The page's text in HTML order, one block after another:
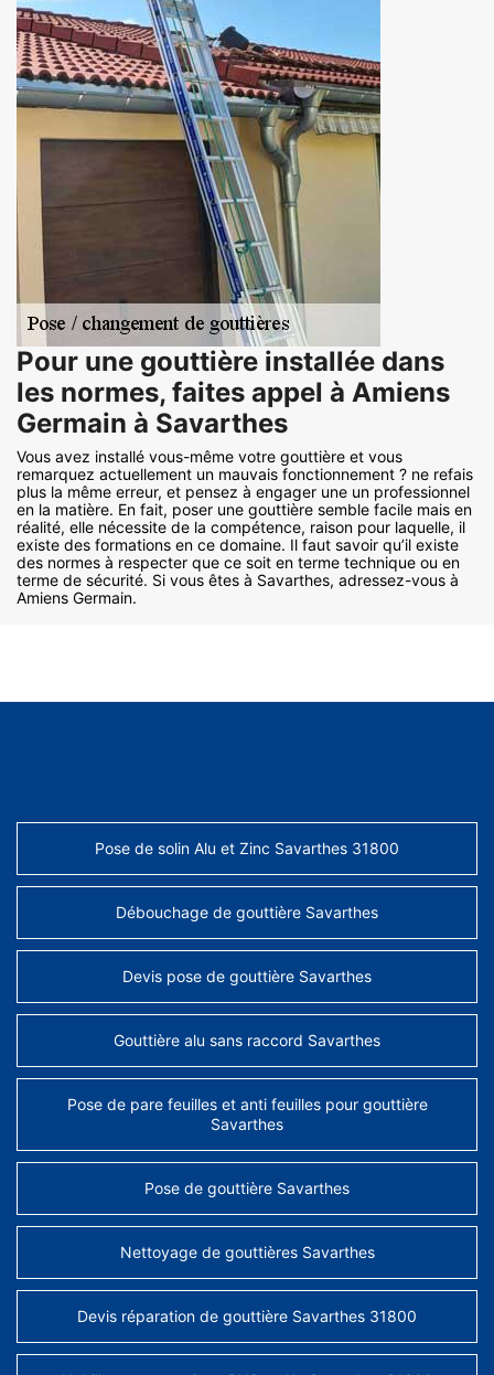
Pour une gouttière installée dans
les normes, faites appel à Amiens
Germain à Savarthes
Vous avez installé vous-même votre gouttière et vous
remarquez actuellement un mauvais fonctionnement ? ne refais
plus la même erreur, et pensez à engager une un professionnel
en la matière. En fait, poser une gouttière semble facile mais en
réalité, elle nécessite de la compétence, raison pour laquelle, il
existe des formations en ce domaine. Il faut savoir qu’il existe
des normes à respecter que ce soit en terme technique ou en
terme de sécurité. Si vous êtes à Savarthes, adressez-vous à
Amiens Germain.
Pose de solin Alu et Zinc Savarthes 31800
Débouchage de gouttière Savarthes
Devis pose de gouttière Savarthes
Gouttière alu sans raccord Savarthes
Pose de pare feuilles et anti feuilles pour gouttière
Savarthes
Pose de gouttière Savarthes
Nettoyage de gouttières Savarthes
Devis réparation de gouttière Savarthes 31800